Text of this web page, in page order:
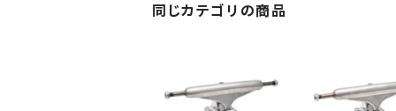
同じカテゴリの商品